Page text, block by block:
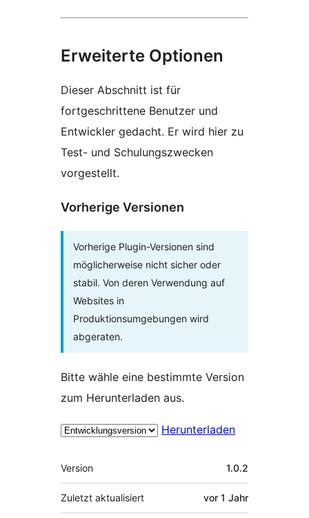
Erweiterte Optionen
Dieser Abschnitt ist für
fortgeschrittene Benutzer und
Entwickler gedacht. Er wird hier zu
Test- und Schulungszwecken
vorgestellt.
Vorherige Versionen
Vorherige Plugin-Versionen sind
möglicherweise nicht sicher oder
stabil. Von deren Verwendung auf
Websites in
Produktionsumgebungen wird
abgeraten.
Bitte wähle eine bestimmte Version
zum Herunterladen aus.
Herunterladen
Meta
Version 1.0.2
Zuletzt aktualisiert vor 1 Jahr